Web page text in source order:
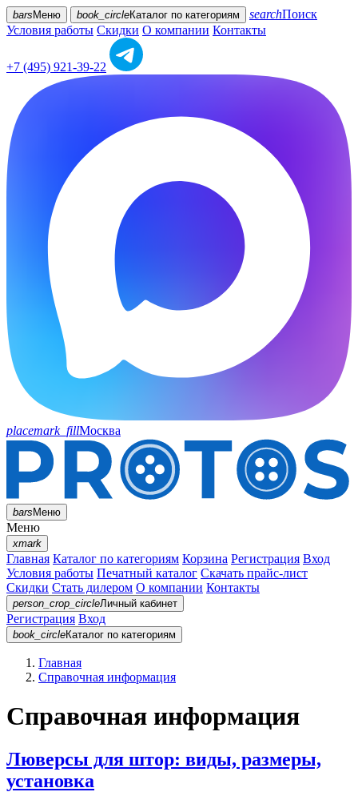
bars Меню book_circleКаталог по категориям searchПоиск
Условия работы Скидки О компании Контакты
+7 (495) 921-39-22
placemark_fillМосква
barsМеню
Меню
xmark
Главная Каталог по категориям Корзина Регистрация Вход
Условия работы Печатный каталог Скачать прайс-лист
Скидки Стать дилером О компании Контакты
person_crop_circleЛичный кабинет
Регистрация Вход
book_circleКаталог по категориям
Главная
Справочная информация
Справочная информация
Люверсы для штор: виды, размеры,
установка